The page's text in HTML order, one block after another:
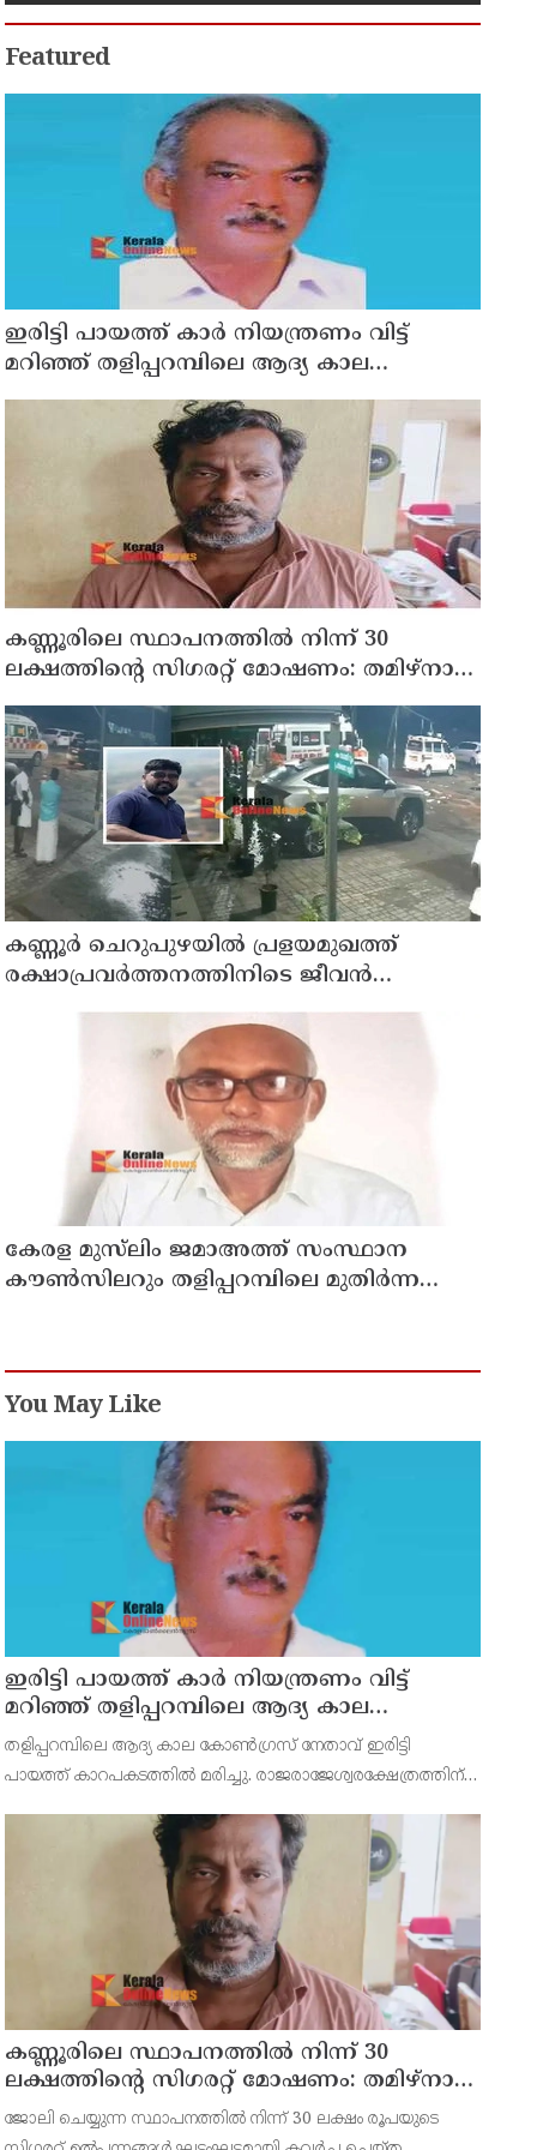
Featured
ഇരിട്ടി പായത്ത് കാർ നിയന്ത്രണം വിട്ട്
മറിഞ്ഞ് തളിപ്പറമ്പിലെ ആദ്യ കാല
കോണ്‍ഗ്രസ് നേതാവ് മരിച്ചു
കണ്ണൂരിലെ സ്ഥാപനത്തിൽ നിന്ന് 30
ലക്ഷത്തിന്റെ സിഗരറ്റ് മോഷണം: തമിഴ്‌നാട്
സ്വദേശിയായ സെയിൽസ്മാൻ
തെങ്കാശിയിൽ പിടിയിൽ
കണ്ണൂർ ചെറുപുഴയിൽ പ്രളയമുഖത്ത്
രക്ഷാപ്രവർത്തനത്തിനിടെ ജീവൻ
നഷ്ടപ്പെട്ട ആർ. രാജേഷിൻ്റെ ഭൗതിക
ശരീരത്തോട് അനാദരവ് കാണിച്ചതായി
കേരള മുസ്‌ലിം ജമാഅത്ത് സംസ്ഥാന
കൗൺസിലറും തളിപ്പറമ്പിലെ മുതിർന്ന
You May Like
ഇരിട്ടി പായത്ത് കാർ നിയന്ത്രണം വിട്ട്
മറിഞ്ഞ് തളിപ്പറമ്പിലെ ആദ്യ കാല
കോണ്‍ഗ്രസ് നേതാവ് മരിച്ചു
തളിപ്പറമ്പിലെ ആദ്യ കാല കോണ്‍ഗ്രസ് നേതാവ് ഇരിട്ടി
പായത്ത് കാറപകടത്തില്‍ മരിച്ചു. രാജരാജേശ്വരക്ഷേത്രത്തിന്
എം.കെ.കേശവനാ(74)ണ് മരിച്ചത്.
കണ്ണൂരിലെ സ്ഥാപനത്തിൽ നിന്ന് 30
ലക്ഷത്തിന്റെ സിഗരറ്റ് മോഷണം: തമിഴ്‌നാട്
സ്വദേശിയായ സെയിൽസ്മാൻ
തെങ്കാശിയിൽ പിടിയിൽ
ജോലി ചെയ്യുന്ന സ്ഥാപനത്തിൽ നിന്ന് 30 ലക്ഷം രൂപയുടെ